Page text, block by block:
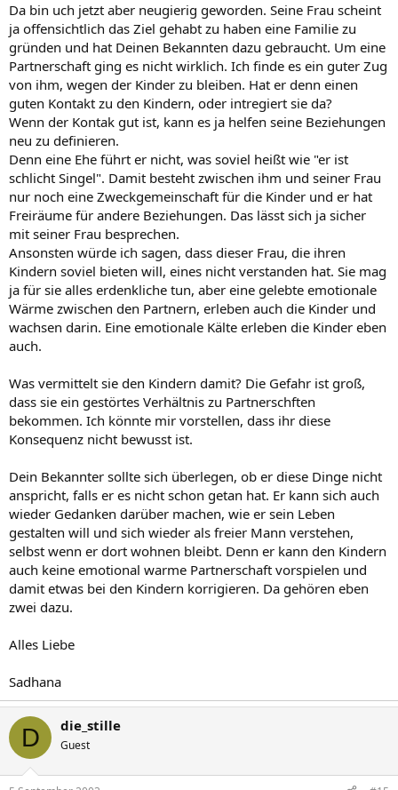
Da bin uch jetzt aber neugierig geworden. Seine Frau scheint
ja offensichtlich das Ziel gehabt zu haben eine Familie zu
gründen und hat Deinen Bekannten dazu gebraucht. Um eine
Partnerschaft ging es nicht wirklich. Ich finde es ein guter Zug
von ihm, wegen der Kinder zu bleiben. Hat er denn einen
guten Kontakt zu den Kindern, oder intregiert sie da?
Wenn der Kontak gut ist, kann es ja helfen seine Beziehungen
neu zu definieren.
Denn eine Ehe führt er nicht, was soviel heißt wie "er ist
schlicht Singel". Damit besteht zwischen ihm und seiner Frau
nur noch eine Zweckgemeinschaft für die Kinder und er hat
Freiräume für andere Beziehungen. Das lässt sich ja sicher
mit seiner Frau besprechen.
Ansonsten würde ich sagen, dass dieser Frau, die ihren
Kindern soviel bieten will, eines nicht verstanden hat. Sie mag
ja für sie alles erdenkliche tun, aber eine gelebte emotionale
Wärme zwischen den Partnern, erleben auch die Kinder und
wachsen darin. Eine emotionale Kälte erleben die Kinder eben
auch.
Was vermittelt sie den Kindern damit? Die Gefahr ist groß,
dass sie ein gestörtes Verhältnis zu Partnerschften
bekommen. Ich könnte mir vorstellen, dass ihr diese
Konsequenz nicht bewusst ist.
Dein Bekannter sollte sich überlegen, ob er diese Dinge nicht
anspricht, falls er es nicht schon getan hat. Er kann sich auch
wieder Gedanken darüber machen, wie er sein Leben
gestalten will und sich wieder als freier Mann verstehen,
selbst wenn er dort wohnen bleibt. Denn er kann den Kindern
auch keine emotional warme Partnerschaft vorspielen und
damit etwas bei den Kindern korrigieren. Da gehören eben
zwei dazu.
Alles Liebe
Sadhana
D die_stille
Guest